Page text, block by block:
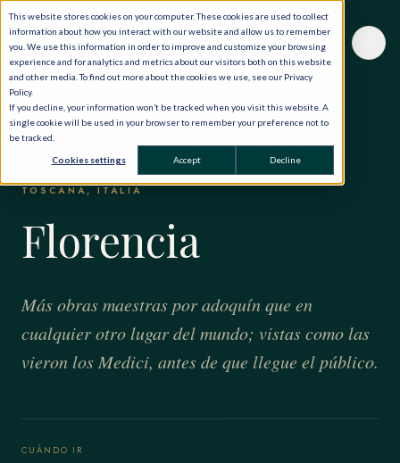
This website stores cookies on your computer. These cookies are used to collect
information about how you interact with our website and allow us to remember
you. We use this information in order to improve and customize your browsing
experience and for analytics and metrics about our visitors both on this website
and other media. To find out more about the cookies we use, see our Privacy
Policy.
If you decline, your information won’t be tracked when you visit this website. A
single cookie will be used in your browser to remember your preference not to
be tracked.
Cookies settings Accept Decline
EL MUNDO, EN PRIVADO·ITALIA·FLORENCIA
TOSCANA, ITALIA
Florencia
Más obras maestras por adoquín que en
cualquier otro lugar del mundo; vistas como las
vieron los Medici, antes de que llegue el público.
CUÁNDO IR